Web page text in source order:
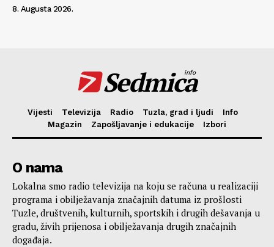
8. Augusta 2026.
Sedmica
info
Vijesti Televizija Radio Tuzla, grad i ljudi
Info
Magazin
Zapošljavanje i edukacije Izbori
O nama
Lokalna smo radio televizija na koju se računa u realizaciji
programa i obilježavanja značajnih datuma iz prošlosti
Tuzle, društvenih, kulturnih, sportskih i drugih dešavanja u
gradu, živih prijenosa i obilježavanja drugih značajnih
događaja.